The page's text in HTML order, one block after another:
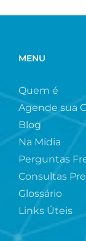
MENU
Quem é
Agende sua
Blog
Na Mídia
Perguntas
Consultas
Glossário
Links Úteis